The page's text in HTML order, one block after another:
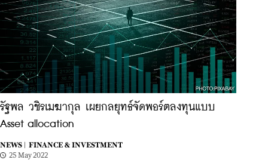
รัฐพล วชิรเมฆากุล เผยกลยุทธ์จัดพอร์ตลงทุนแบบ
Asset allocation
NEWS |
FINANCE & INVESTMENT
25 May 2022